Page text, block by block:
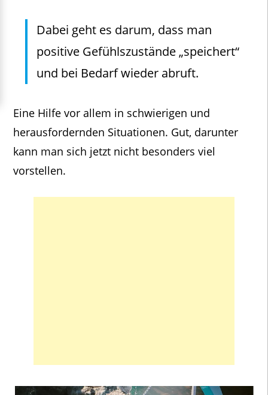
Dabei geht es darum, dass man
positive Gefühlszustände „speichert“
und bei Bedarf wieder abruft.
Eine Hilfe vor allem in schwierigen und
herausfordernden Situationen. Gut, darunter
kann man sich jetzt nicht besonders viel
vorstellen.